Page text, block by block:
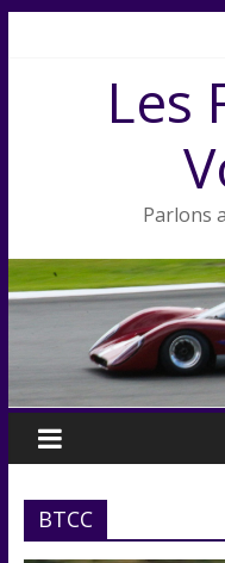
Les
Parlons
BTCC